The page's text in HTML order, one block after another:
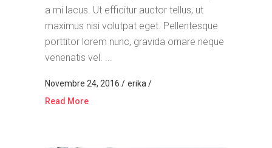
a mi lacus. Ut efficitur auctor tellus, ut
maximus nisi volutpat eget. Pellentesque
porttitor lorem nunc, gravida ornare neque
venenatis vel. ...
Novembre 24, 2016
erika
Read More